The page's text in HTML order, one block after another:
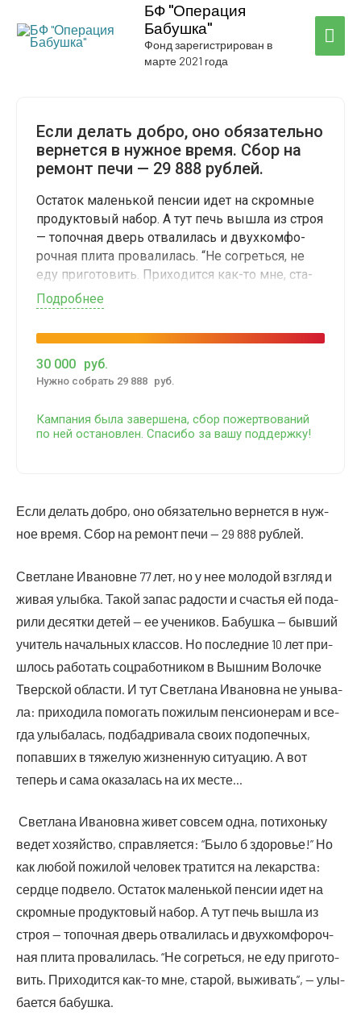
БФ "Операция
Бабушка"
Фонд зарегистрирован в
марте 2021 года
Если делать доб­ро, оно обя­за­тель­но
вер­нет­ся в нуж­ное вре­мя. Сбор на
ремонт печи — 29 888 рублей.
Оста­ток малень­кой пен­сии идет на скром­ные
про­дук­то­вый набор. А тут печь вышла из строя
— топоч­ная дверь отва­ли­лась и двух­ком­фо­
роч­ная пли­та про­ва­ли­лась. “Не согреть­ся, не
еду при­го­то­вить. При­хо­дит­ся как-то мне, ста­
рой, выжи­вать”, — улы­ба­ет­ся бабушка.
Подроб­нее
30 000 руб.
Нуж­но собрать 29 888 руб.
Кам­па­ния была завер­ше­на, сбор пожерт­во­ва­ний
по ней оста­нов­лен. Спа­си­бо за вашу поддержку!
Если делать доб­ро, оно обя­за­тель­но вер­нет­ся в нуж­
ное вре­мя. Сбор на ремонт печи — 29 888 рублей.
Свет­лане Ива­новне 77 лет, но у нее моло­дой взгляд и
живая улыб­ка. Такой запас радо­сти и сча­стья ей пода­
ри­ли десят­ки детей — ее уче­ни­ков. Бабуш­ка — быв­ший
учи­тель началь­ных клас­сов. Но послед­ние 10 лет при­
шлось рабо­тать соц­ра­бот­ни­ком в Выш­ним Волоч­ке
Твер­ской обла­сти. И тут Свет­ла­на Ива­нов­на не уны­ва­
ла: при­хо­ди­ла помо­гать пожи­лым пен­си­о­не­рам и все­
гда улы­ба­лась, под­бад­ри­ва­ла сво­их под­опеч­ных,
попав­ших в тяже­лую жиз­нен­ную ситу­а­цию. А вот
теперь и сама ока­за­лась на их месте…
Свет­ла­на Ива­нов­на живет совсем одна, поти­хонь­ку
ведет хозяй­ство, справ­ля­ет­ся: “Было б здо­ро­вье!” Но
как любой пожи­лой чело­век тра­тит­ся на лекар­ства:
серд­це под­ве­ло. Оста­ток малень­кой пен­сии идет на
скром­ные про­дук­то­вый набор. А тут печь вышла из
строя — топоч­ная дверь отва­ли­лась и двух­ком­фо­роч­
ная пли­та про­ва­ли­лась. “Не согреть­ся, не еду при­го­то­
вить. При­хо­дит­ся как-то мне, ста­рой, выжи­вать”, — улы­
ба­ет­ся бабушка.